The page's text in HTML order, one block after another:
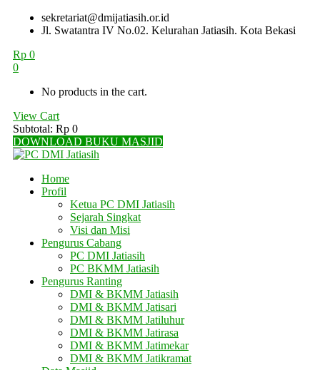
sekretariat@dmijatiasih.or.id
Jl. Swatantra IV No.02. Kelurahan Jatiasih. Kota Bekasi
Rp 0
0
No products in the cart.
View Cart
Subtotal: Rp 0
DOWNLOAD BUKU MASJID
Home
Profil
Ketua PC DMI Jatiasih
Sejarah Singkat
Visi dan Misi
Pengurus Cabang
PC DMI Jatiasih
PC BKMM Jatiasih
Pengurus Ranting
DMI & BKMM Jatiasih
DMI & BKMM Jatisari
DMI & BKMM Jatiluhur
DMI & BKMM Jatirasa
DMI & BKMM Jatimekar
DMI & BKMM Jatikramat